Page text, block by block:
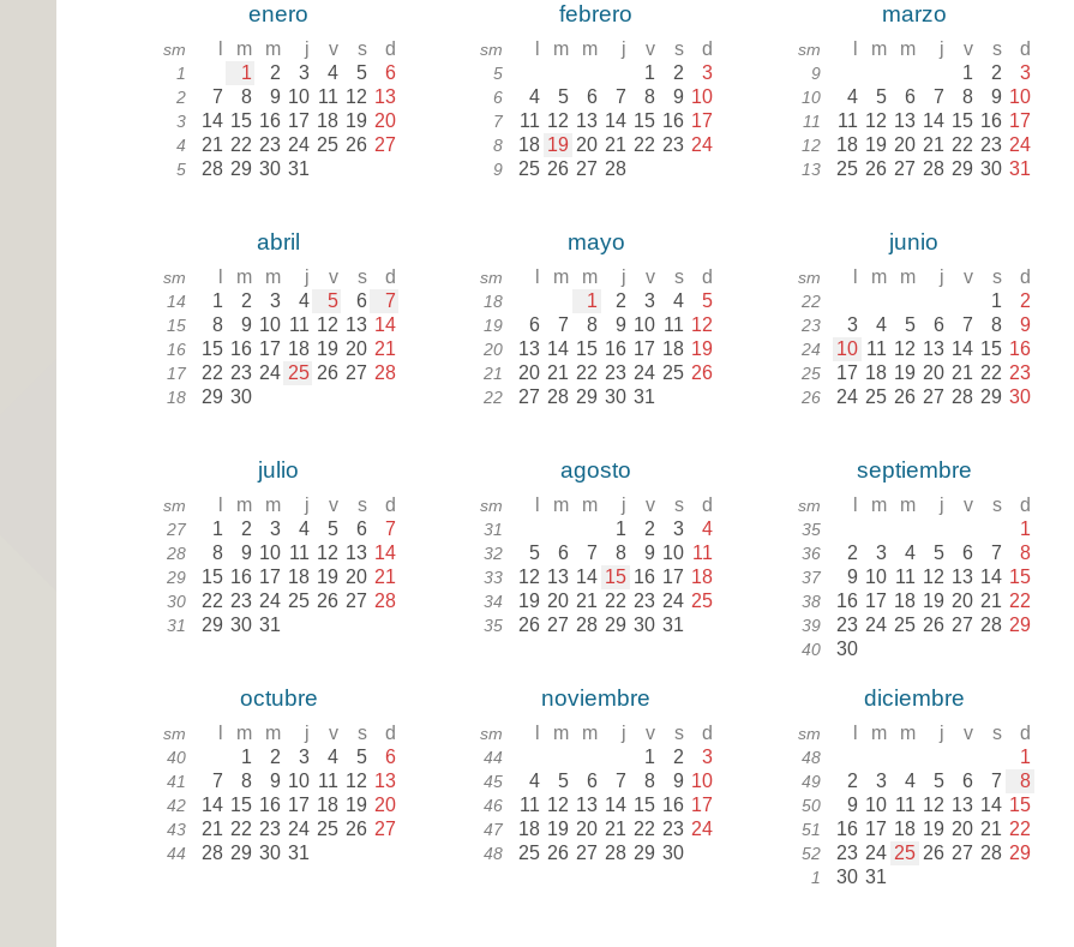
enero
sm m m j v s d
1 1 2 3 4 5 6
2 7 8 9 10 11 12 13
3 14 15 16 17 18 19 20
4 21 22 23 24 25 26 27
5 28 29 30 31
febrero
sm m m j v s d
5 1 2 3
6 4 5 6 7 8 9 10
7 11 12 13 14 15 16 17
8 18 19 20 21 22 23 24
9 25 26 27 28
marzo
sm m m j v s d
9 1 2 3
10 4 5 6 7 8 9 10
11 11 12 13 14 15 16 17
12 18 19 20 21 22 23 24
13 25 26 27 28 29 30 31
abril
sm m m j v s d
14 1 2 3 4 5 6 7
15 8 9 10 11 12 13 14
16 15 16 17 18 19 20 21
17 22 23 24 25 26 27 28
18 29 30
mayo
sm m m j v s d
18 1 2 3 4 5
19 6 7 8 9 10 11 12
20 13 14 15 16 17 18 19
21 20 21 22 23 24 25 26
22 27 28 29 30 31
junio
sm m m j v s d
22 1 2
23 3 4 5 6 7 8 9
24 10 11 12 13 14 15 16
25 17 18 19 20 21 22 23
26 24 25 26 27 28 29 30
julio
sm m m j v s d
27 1 2 3 4 5 6 7
28 8 9 10 11 12 13 14
29 15 16 17 18 19 20 21
30 22 23 24 25 26 27 28
31 29 30 31
agosto
sm m m j v s d
31 1 2 3 4
32 5 6 7 8 9 10 11
33 12 13 14 15 16 17 18
34 19 20 21 22 23 24 25
35 26 27 28 29 30 31
septiembre
sm m m j v s d
35 1
36 2 3 4 5 6 7 8
37 9 10 11 12 13 14 15
38 16 17 18 19 20 21 22
39 23 24 25 26 27 28 29
40 30
octubre
sm m m j v s d
40 1 2 3 4 5 6
41 7 8 9 10 11 12 13
42 14 15 16 17 18 19 20
43 21 22 23 24 25 26 27
44 28 29 30 31
noviembre
sm m m j v s d
44 1 2 3
45 4 5 6 7 8 9 10
46 11 12 13 14 15 16 17
47 18 19 20 21 22 23 24
48 25 26 27 28 29 30
diciembre
sm m m j v s d
48 1
49 2 3 4 5 6 7 8
50 9 10 11 12 13 14 15
51 16 17 18 19 20 21 22
52 23 24 25 26 27 28 29
1 30 31